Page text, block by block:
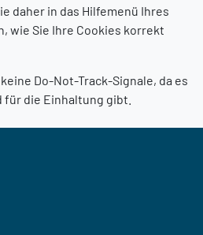
daher in das Hilfemenü Ihres
wie Sie Ihre Cookies korrekt
Do-Not-Track-Signale, da es
die Einhaltung gibt.